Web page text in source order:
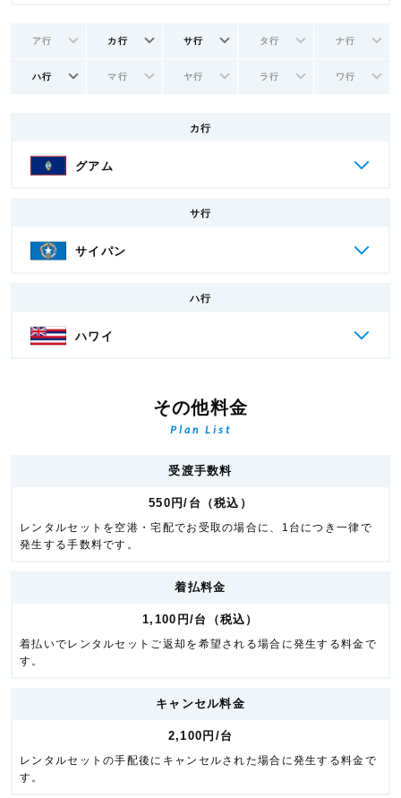
ア行 カ行 サ行 タ行 ナ行
ハ行 マ行 ヤ行 ラ行 ワ行
カ行
グアム
サ行
サイパン
ハ行
ハワイ
その他料金
Plan List
受渡手数料
550円/台（税込）
レンタルセットを空港・宅配でお受取の場合に、1台につき一律で
発生する手数料です。
着払料金
1,100円/台（税込）
着払いでレンタルセットご返却を希望される場合に発生する料金で
す。
キャンセル料金
2,100円/台
レンタルセットの手配後にキャンセルされた場合に発生する料金で
す。